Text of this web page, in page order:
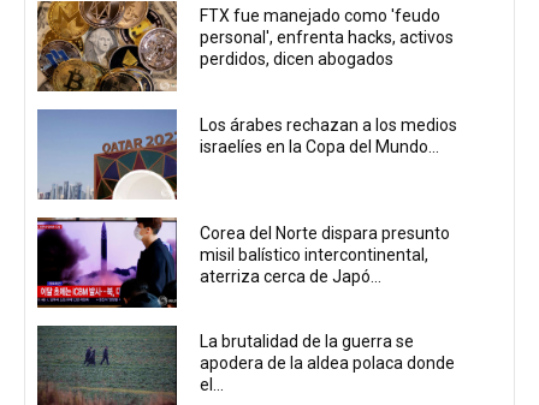
FTX fue manejado como 'feudo
personal', enfrenta hacks, activos
perdidos, dicen abogados
Los árabes rechazan a los medios
israelíes en la Copa del Mundo...
Corea del Norte dispara presunto
misil balístico intercontinental,
aterriza cerca de Japó...
La brutalidad de la guerra se
apodera de la aldea polaca donde
el...